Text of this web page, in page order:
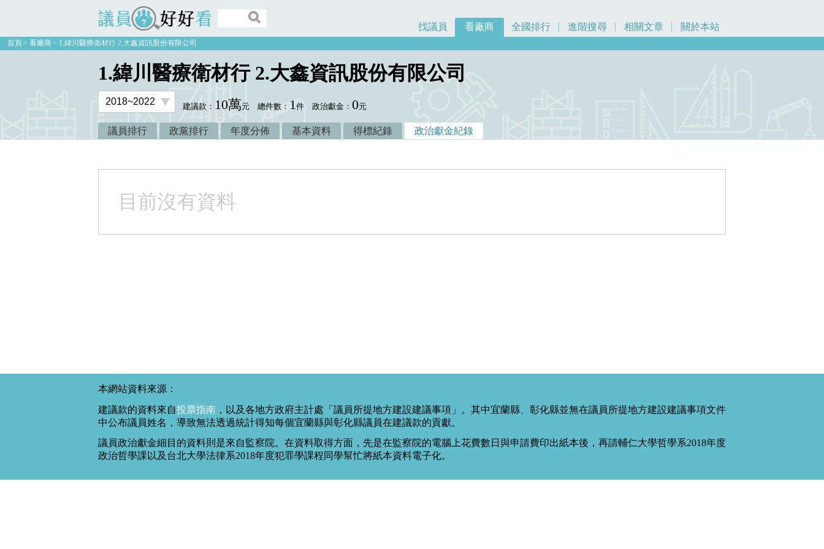
議員好好看
找議員 看廠商 全國排行 進階搜尋 相關文章 關於本站
首頁 看廠商 1.緯川醫療衛材行 2.大鑫資訊股份有限公司
1.緯川醫療衛材行 2.大鑫資訊股份有限公司
建議款： 10萬元 總件數： 1件 政治獻金：0元
議員排行 政黨排行 年度分佈 基本資料 得標紀錄 政治獻金紀錄
目前沒有資料
本網站資料來源：
建議款的資料來自投票指南 ，以及各地方政府主計處「議員所提地方建設建議事項」。其中宜蘭縣、彰化縣並無在議員所提地方建設建議事項文件
中公布議員姓名，導致無法透過統計得知每個宜蘭縣與彰化縣議員在建議款的貢獻。
議員政治獻金細目的資料則是來自監察院。在資料取得方面，先是在監察院的電腦上花費數日與申請費印出紙本後，再請輔仁大學哲學系2018年度
政治哲學課以及台北大學法律系2018年度犯罪學課程同學幫忙將紙本資料電子化。